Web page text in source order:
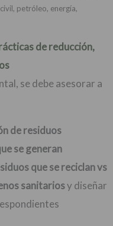
petróleo, energía,
de reducción,
se debe asesorar a
de residuos
se generan
que se reciclan vs
sanitariosy diseñar